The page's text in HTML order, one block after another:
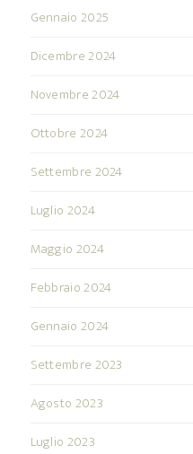
Gennaio 2025
Dicembre 2024
Novembre 2024
Ottobre 2024
Settembre 2024
Luglio 2024
Maggio 2024
Febbraio 2024
Gennaio 2024
Settembre 2023
Agosto 2023
Luglio 2023